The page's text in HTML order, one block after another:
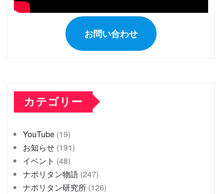
お問い合わせ
カテゴリー
YouTube (19)
お知らせ (191)
イベント (48)
ナポリタン物語 (247)
ナポリタン研究所 (126)